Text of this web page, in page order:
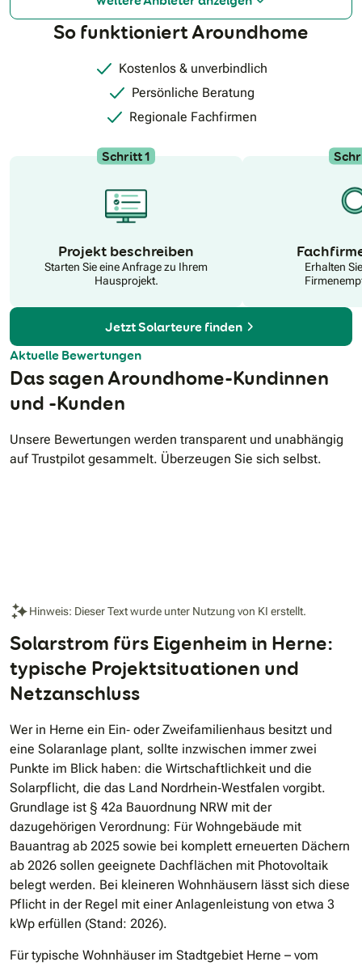
So funktioniert Aroundhome
Kostenlos & unverbindlich
Persönliche Beratung
Regionale Fachfirmen
Schritt 1
Projekt beschreiben
Starten Sie eine Anfrage zu Ihrem
Hausprojekt.
Erhalten
Jetzt Solarteure finden
Aktuelle Bewertungen
Das sagen Aroundhome-Kundinnen
und -Kunden
Unsere Bewertungen werden transparent und unabhängig
auf Trustpilot gesammelt. Überzeugen Sie sich selbst.
Hinweis: Dieser Text wurde unter Nutzung von KI erstellt.
Solarstrom fürs Eigenheim in Herne:
typische Projektsituationen und
Netzanschluss
Wer in Herne ein Ein‐ oder Zweifamilienhaus besitzt und
eine Solaranlage plant, sollte inzwischen immer zwei
Punkte im Blick haben: die Wirtschaftlichkeit und die
Solarpflicht, die das Land Nordrhein‐Westfalen vorgibt.
Grundlage ist § 42a Bauordnung NRW mit der
dazugehörigen Verordnung: Für Wohngebäude mit
Bauantrag ab 2025 sowie bei komplett erneuerten Dächern
ab 2026 sollen geeignete Dachflächen mit Photovoltaik
belegt werden. Bei kleineren Wohnhäusern lässt sich diese
Pflicht in der Regel mit einer Anlagenleistung von etwa 3
kWp erfüllen (Stand: 2026).
Für typische Wohnhäuser im Stadtgebiet Herne – vom